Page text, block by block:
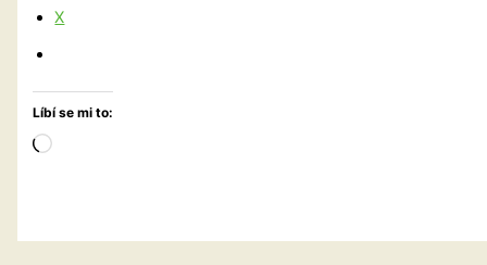
X
Líbí se mi to:
Načítání…